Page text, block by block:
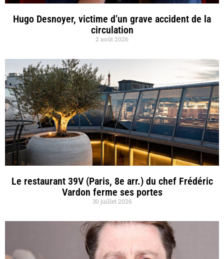
Hugo Desnoyer, victime d’un grave accident de la
circulation
2 août 2026
Le restaurant 39V (Paris, 8e arr.) du chef Frédéric
Vardon ferme ses portes
30 juillet 2026